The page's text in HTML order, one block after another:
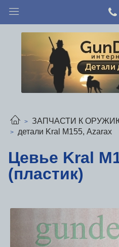
ЗАПЧАСТИ К
детали Kral М155, Azarax
Цевье Kral
(пластик)